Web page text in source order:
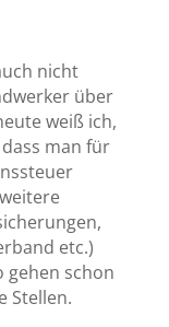
nicht
über
weiß ich,
man für
etc.)
gehen schon
Stellen.